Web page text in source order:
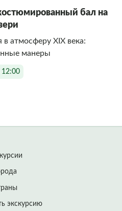
бал на
в атмосферу XIX века:
манеры
12:00
экскурсию